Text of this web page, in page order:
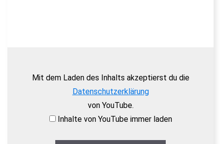
Mit dem Laden des Inhalts akzeptierst du die
Datenschutzerklärung
von YouTube.
Inhalte von YouTube immer laden